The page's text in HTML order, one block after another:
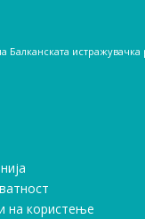
Балканската
на користење